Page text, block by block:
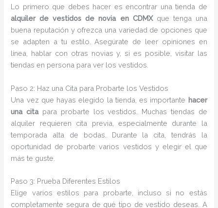
Lo primero que debes hacer es encontrar una tienda de
alquiler de vestidos de novia en CDMXque tenga una
buena reputación y ofrezca una variedad de opciones que
se adapten a tu estilo. Asegúrate de leer opiniones en
línea, hablar con otras novias y, si es posible, visitar las
tiendas en persona para ver los vestidos.
Paso 2: Haz una Cita para Probarte los Vestidos
Una vez que hayas elegido la tienda, es importante hacer
una citapara probarte los vestidos. Muchas tiendas de
alquiler requieren cita previa, especialmente durante la
temporada alta de bodas. Durante la cita, tendrás la
oportunidad de probarte varios vestidos y elegir el que
más te guste.
Paso 3: Prueba Diferentes Estilos
Elige varios estilos para probarte, incluso si no estás
completamente segura de qué tipo de vestido deseas. A